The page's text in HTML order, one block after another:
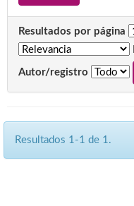
Resultados por página
Autor/registro
Resultados 1-1 de 1.